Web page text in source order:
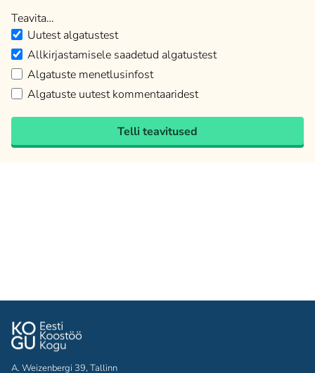
Teavita…
Uutest algatustest
Allkirjastamisele saadetud algatustest
Algatuste menetlusinfost
Algatuste uutest kommentaaridest
Telli teavitused
A. Weizenbergi 39, Tallinn